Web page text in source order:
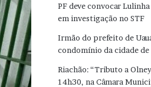
PF deve convocar
em investigação no STF
Irmão do prefeito de
condomínio da cidade de
Riachão: “Tributo a
14h30, na Câmara